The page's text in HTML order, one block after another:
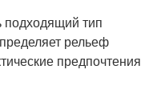
подходящий тип
рельеф
предпочтения